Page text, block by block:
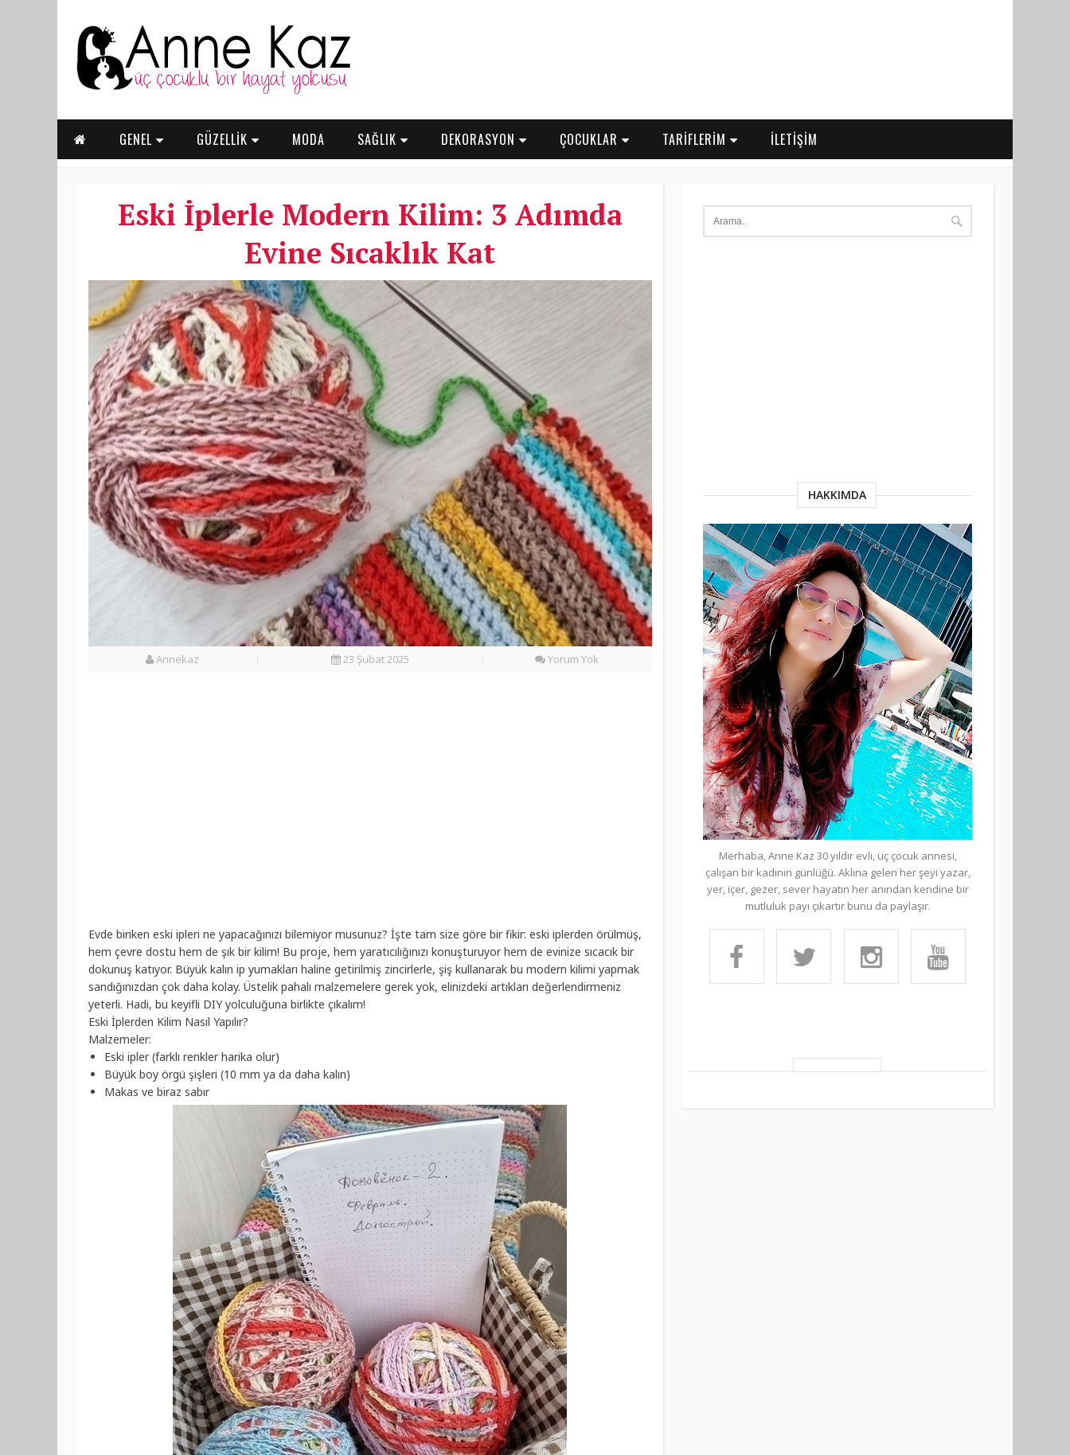
GENEL GÜZELLİK MODA SAĞLIK DEKORASYON ÇOCUKLAR TARİFLERİM İLETİŞİM
Eski İplerle Modern Kilim: 3 Adımda
Evine Sıcaklık Kat
Annekaz 23 Şubat 2025 Yorum Yok
Evde biriken eski ipleri ne yapacağınızı bilemiyor musunuz? İşte tam size göre bir fikir: eski iplerden örülmüş,
hem çevre dostu hem de şık bir kilim! Bu proje, hem yaratıcılığınızı konuşturuyor hem de evinize sıcacık bir
dokunuş katıyor. Büyük kalın ip yumakları haline getirilmiş zincirlerle, şiş kullanarak bu modern kilimi yapmak
sandığınızdan çok daha kolay. Üstelik pahalı malzemelere gerek yok, elinizdeki artıkları değerlendirmeniz
yeterli. Hadi, bu keyifli DIY yolculuğuna birlikte çıkalım!
Eski İplerden Kilim Nasıl Yapılır?
Malzemeler:
Eski ipler (farklı renkler harika olur)
Büyük boy örgü şişleri (10 mm ya da daha kalın)
Makas ve biraz sabır
HAKKIMDA
Merhaba, Anne Kaz 30 yıldır evli, üç çocuk annesi,
çalışan bir kadının günlüğü. Aklına gelen her şeyi yazar,
yer, içer, gezer, sever hayatın her anından kendine bir
mutluluk payı çıkartır bunu da paylaşır.